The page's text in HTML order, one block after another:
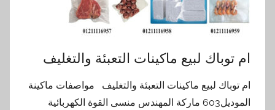
ام توباك لبيع ماكينات التعبئة والتغليف
ام توباك لبيع ماكينات التعبئة والتغليف مواصفات ماكينة
الموديل603 ماركة المهندس منسى القوة الكهربائية